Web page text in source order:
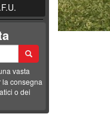
vasta
la consegna
o dei